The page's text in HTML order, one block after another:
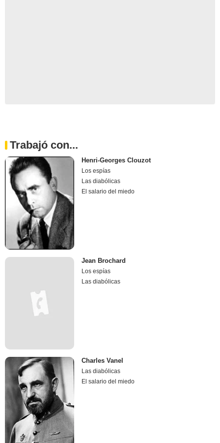
Trabajó con...
Henri-Georges Clouzot
Los espías
Las diabólicas
El salario del miedo
Jean Brochard
Los espías
Las diabólicas
Charles Vanel
Las diabólicas
El salario del miedo